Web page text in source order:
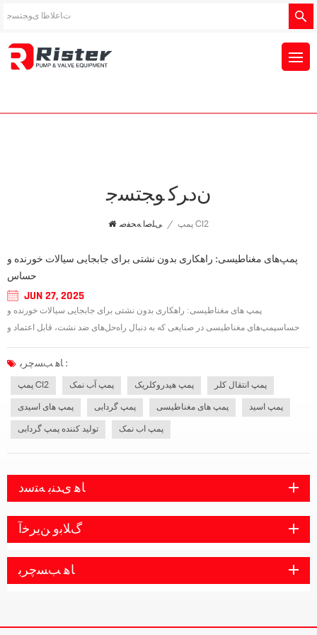
ﻥﺩﺮﮐ ﻮﺠﺘﺴﺟ
ﯽﻠﺻﺍ ﻪﺤﻔﺻ / پمپ Cl2
پمپ‌های مغناطیسی: راهکاری بدون نشتی برای جابجایی سیالات خورنده و
حساس
JUN 27, 2025
پمپ های مغناطیسی: راهکاری بدون نشتی برای جابجایی سیالات خورنده و
حساسپمپ‌های مغناطیسی در صنایعی که به دنبال راه‌حل‌های ضد نشت، قابل اعتماد و
پمپ‌های سنتی که به آب‌بندهای مکانیکی متکی هستند، پمپ‌های محرک مغناطیسی از یک
ﺎﻫ ﺐﺴﭼﺮﺑ :
پمپ Cl2 پمپ آب نمک پمپ هیدروکلریک پمپ انتقال کلر
پمپ های اسیدی پمپ گردابی پمپ های مغناطیسی پمپ اسید
تولید کننده پمپ گردابی پمپ اب نمک
ﺎﻫ ﯼﺪﻨﺑ ﻪﺘﺳﺩ
ﮒﻼ ﺑﻭ ﻦﯾﺮﺧﺁ
ﺎﻫ ﺐﺴﭼﺮﺑ